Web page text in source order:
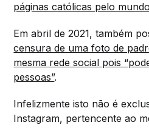
páginas católicas pelo
Em abril de 2021, também
censura de uma foto de
mesma rede social pois
pessoas”.
Infelizmente isto não é
Instagram, pertencente ao